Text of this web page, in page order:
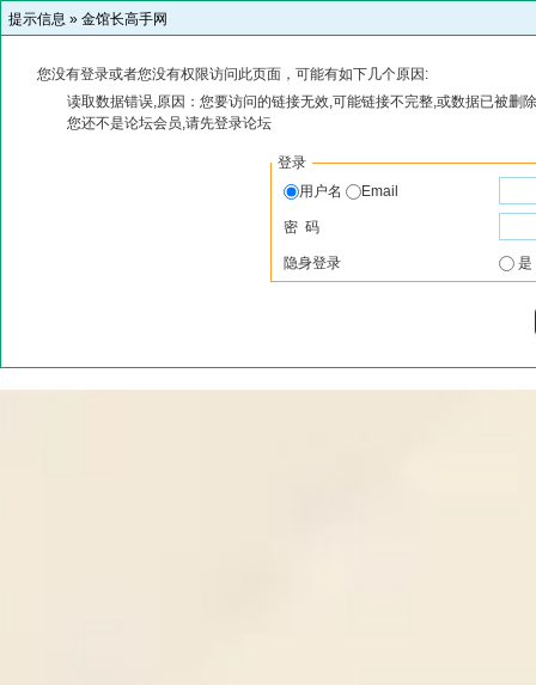
提示信息 » 金馆长高手网
您没有登录或者您没有权限访问此页面，可能有如下几个原因:
读取数据错误,原因：您要访问的链接无效,可能链接不完整,或数据已被删
您还不是论坛会员,请先登录论坛
登录
用户名
Email
密 码
隐身登录